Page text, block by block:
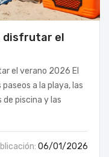
disfrutar el
el verano 2026 El
a la playa, las
de piscina y las
06/01/2026